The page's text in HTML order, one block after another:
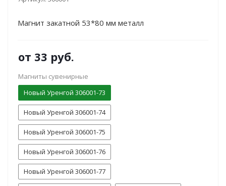
Магнит закатной 53*80 мм металл
от 33 руб.
Магниты сувенирные
Новый Уренгой 306001-73
Новый Уренгой 306001-74
Новый Уренгой 306001-75
Новый Уренгой 306001-76
Новый Уренгой 306001-77